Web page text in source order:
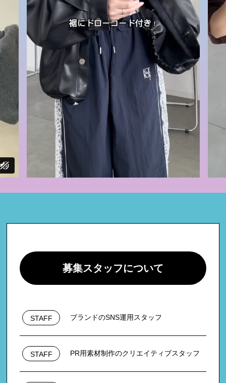
募集スタッフについて
STAFF ブランドのSNS運用スタッフ
STAFF PR用素材制作のクリエイティブスタッフ